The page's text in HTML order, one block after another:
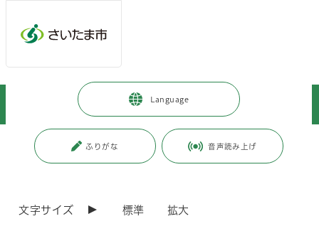
Language
ふりがな 音声読み上げ
文字サイズ 標準 拡大
暮らし・手続き > 安全・防災・消防
消防・自衛隊・警察合同説明会を開催します！
更新日付：2026年7月8日 / ページ番号：C127047